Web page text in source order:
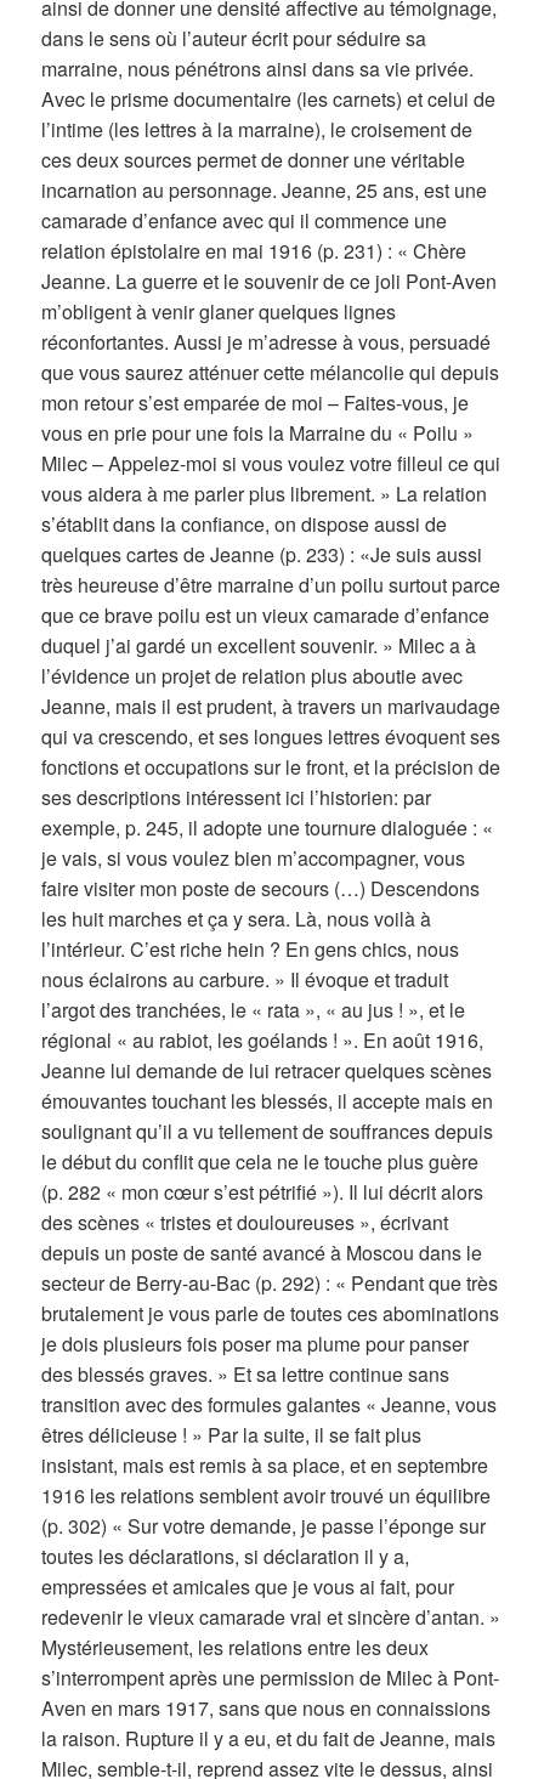
ainsi de donner une densité affective au témoignage,
dans le sens où l’auteur écrit pour séduire sa
marraine, nous pénétrons ainsi dans sa vie privée.
Avec le prisme documentaire (les carnets) et celui de
l’intime (les lettres à la marraine), le croisement de
ces deux sources permet de donner une véritable
incarnation au personnage. Jeanne, 25 ans, est une
camarade d’enfance avec qui il commence une
relation épistolaire en mai 1916 (p. 231) : « Chère
Jeanne. La guerre et le souvenir de ce joli Pont-Aven
m’obligent à venir glaner quelques lignes
réconfortantes. Aussi je m’adresse à vous, persuadé
que vous saurez atténuer cette mélancolie qui depuis
mon retour s’est emparée de moi – Faites-vous, je
vous en prie pour une fois la Marraine du « Poilu »
Milec – Appelez-moi si vous voulez votre filleul ce qui
vous aidera à me parler plus librement. » La relation
s’établit dans la confiance, on dispose aussi de
quelques cartes de Jeanne (p. 233) : «Je suis aussi
très heureuse d’être marraine d’un poilu surtout parce
que ce brave poilu est un vieux camarade d’enfance
duquel j’ai gardé un excellent souvenir. » Milec a à
l’évidence un projet de relation plus aboutie avec
Jeanne, mais il est prudent, à travers un marivaudage
qui va crescendo, et ses longues lettres évoquent ses
fonctions et occupations sur le front, et la précision de
ses descriptions intéressent ici l’historien: par
exemple, p. 245, il adopte une tournure dialoguée : «
je vais, si vous voulez bien m’accompagner, vous
faire visiter mon poste de secours (…) Descendons
les huit marches et ça y sera. Là, nous voilà à
l’intérieur. C’est riche hein ? En gens chics, nous
nous éclairons au carbure. » Il évoque et traduit
l’argot des tranchées, le « rata », « au jus ! », et le
régional « au rabiot, les goélands ! ». En août 1916,
Jeanne lui demande de lui retracer quelques scènes
émouvantes touchant les blessés, il accepte mais en
soulignant qu’il a vu tellement de souffrances depuis
le début du conflit que cela ne le touche plus guère
(p. 282 « mon cœur s’est pétrifié »). Il lui décrit alors
des scènes « tristes et douloureuses », écrivant
depuis un poste de santé avancé à Moscou dans le
secteur de Berry-au-Bac (p. 292) : « Pendant que très
brutalement je vous parle de toutes ces abominations
je dois plusieurs fois poser ma plume pour panser
des blessés graves. » Et sa lettre continue sans
transition avec des formules galantes « Jeanne, vous
êtres délicieuse ! » Par la suite, il se fait plus
insistant, mais est remis à sa place, et en septembre
1916 les relations semblent avoir trouvé un équilibre
(p. 302) « Sur votre demande, je passe l’éponge sur
toutes les déclarations, si déclaration il y a,
empressées et amicales que je vous ai fait, pour
redevenir le vieux camarade vrai et sincère d’antan. »
Mystérieusement, les relations entre les deux
s’interrompent après une permission de Milec à Pont-
Aven en mars 1917, sans que nous en connaissions
la raison. Rupture il y a eu, et du fait de Jeanne, mais
Milec, semble-t-il, reprend assez vite le dessus, ainsi